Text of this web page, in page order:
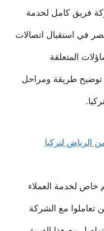
فريق كامل لخدمة
في استقبال اتصالات
المتعلقة
توضيح طريقة ومراحل
لتركيا
لخدمة العملاء
تعاملوا مع الشركة